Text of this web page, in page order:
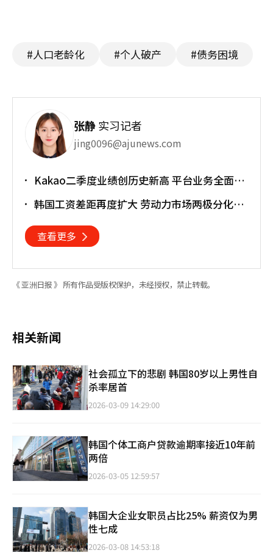
#人口老龄化 #个人破产 #债务困境
张静实习记者
jing0096@ajunews.com
Kakao二季度业绩创历史新高 平台业务全面增
韩国工资差距再度扩大 劳动力市场两极分化加
查看更多
《 亚洲日报 》 所有作品受版权保护，未经授权，禁止转载。
相关新闻
社会孤立下的悲剧 韩国80岁以上男性自
杀率居首
2026-03-09 14:29:00
韩国个体工商户贷款逾期率接近10年前
两倍
2026-03-05 12:59:57
韩国大企业女职员占比25% 薪资仅为男
性七成
2026-03-08 14:53:18